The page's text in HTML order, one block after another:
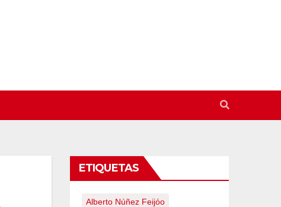
ETIQUETAS
Alberto Núñez Feijóo